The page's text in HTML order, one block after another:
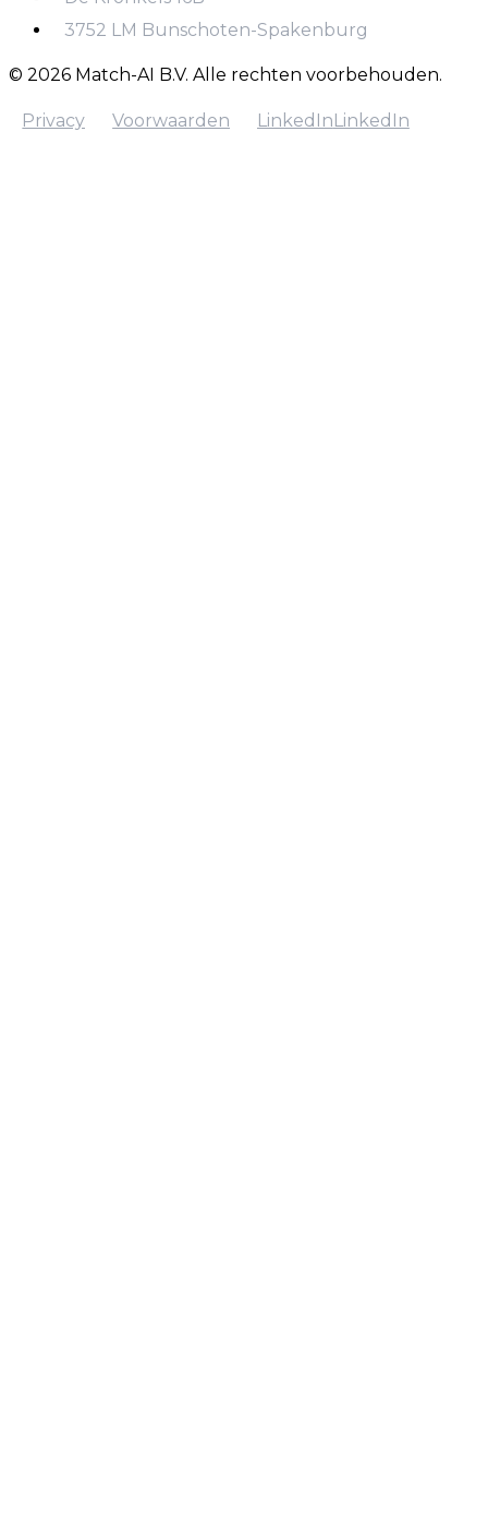
3752 LM Bunschoten-Spakenburg
© 2026 Match-AI B.V. Alle rechten voorbehouden.
Privacy
Voorwaarden
LinkedInLinkedIn